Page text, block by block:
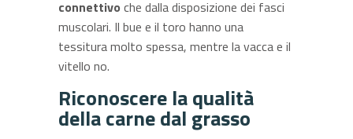
connettivo che dalla disposizione dei fasci
muscolari. Il bue e il toro hanno una
tessitura molto spessa, mentre la vacca e il
vitello no.
Riconoscere la qualità
della carne dal grasso